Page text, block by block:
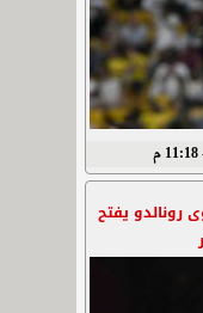
رونالدو يفتح